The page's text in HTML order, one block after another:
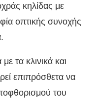
κηλίδας με
οπτικής συνοχής
τα κλινικά και
επιπρόσθετα να
του